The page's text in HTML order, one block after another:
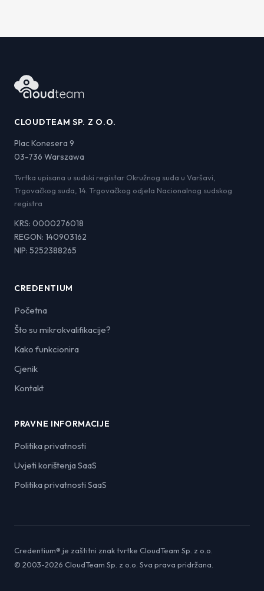
CLOUDTEAM SP. Z O.O.
Plac Konesera 9
03-736 Warszawa
Tvrtka upisana u sudski registar Okružnog suda u Varšavi,
Trgovačkog suda, 14. Trgovačkog odjela Nacionalnog sudskog
registra
KRS: 0000276018
REGON: 140903162
NIP: 5252388265
CREDENTIUM
Početna
Što su mikrokvalifikacije?
Kako funkcionira
Cjenik
Kontakt
PRAVNE INFORMACIJE
Politika privatnosti
Uvjeti korištenja SaaS
Politika privatnosti SaaS
Credentium® je zaštitni znak tvrtke CloudTeam Sp. z o.o.
© 2003-2026 CloudTeam Sp. z o.o. Sva prava pridržana.